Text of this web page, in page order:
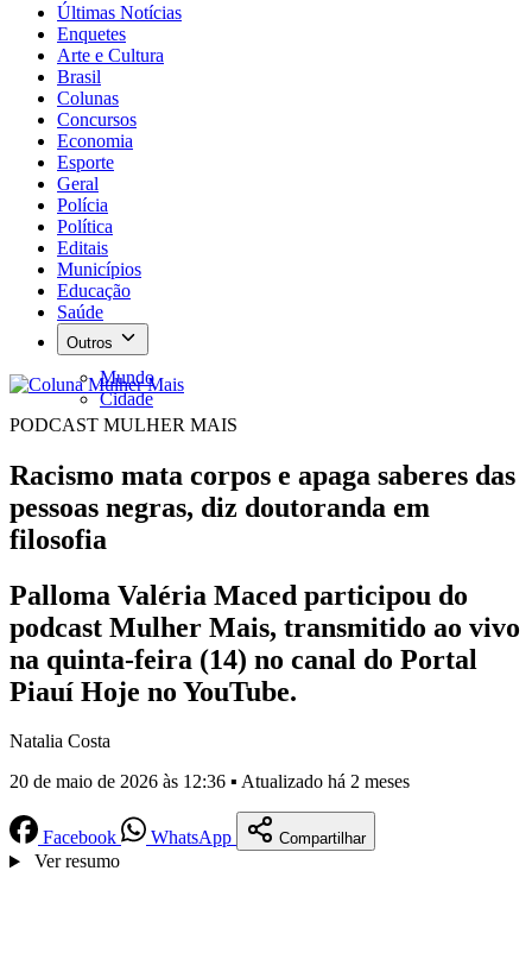
Últimas Notícias
Enquetes
Arte e Cultura
Brasil
Colunas
Concursos
Economia
Esporte
Geral
Polícia
Política
Editais
Municípios
Educação
Saúde
Outros
Mundo
Cidade
PODCAST MULHER MAIS
Racismo mata corpos e apaga saberes das
pessoas negras, diz doutoranda em
filosofia
Palloma Valéria Maced participou do
podcast Mulher Mais, transmitido ao vivo
na quinta-feira (14) no canal do Portal
Piauí Hoje no YouTube.
Natalia Costa
20 de maio de 2026 às 12:36 ▪ Atualizado há 2 meses
Facebook WhatsApp Compartilhar
Ver resumo